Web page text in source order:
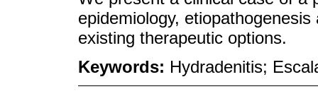
epidemiology,
existing therapeutic options.
Keywords: Hydradenitis;